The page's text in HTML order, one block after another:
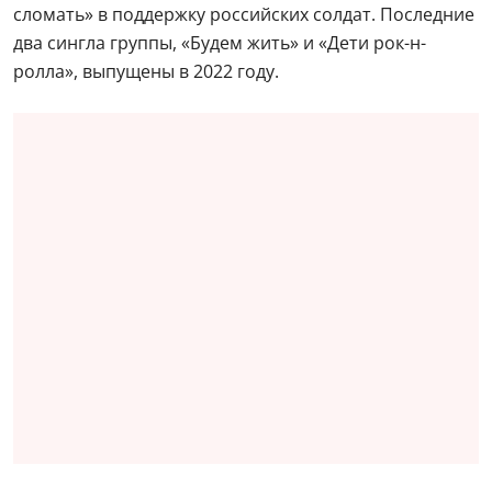
сломать» в поддержку российских солдат. Последние
два сингла группы, «Будем жить» и «Дети рок-н-
ролла», выпущены в 2022 году.